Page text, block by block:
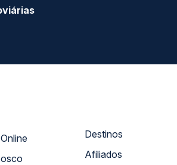
Atendimento Online
Destinos
Afiliados